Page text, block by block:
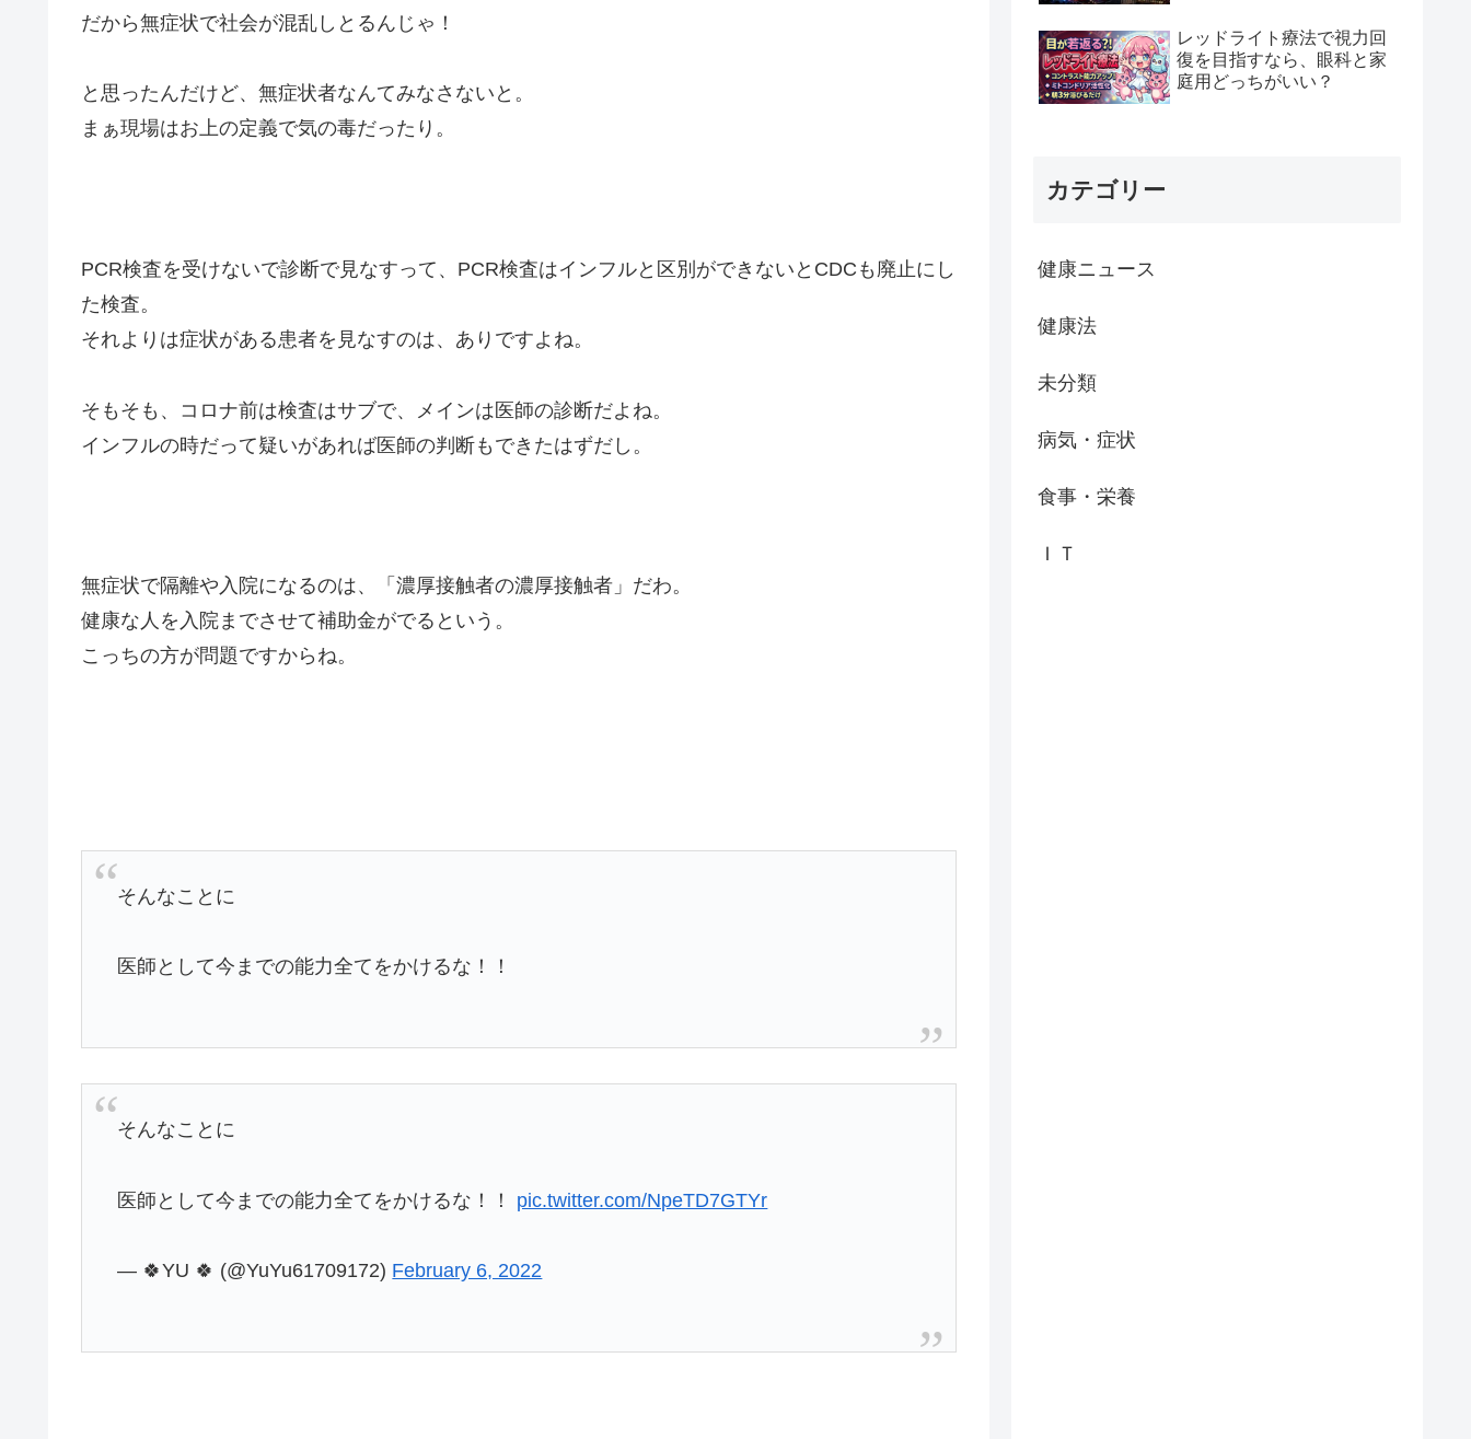
だから無症状で社会が混乱しとるんじゃ！
と思ったんだけど、無症状者なんてみなさないと。
まぁ現場はお上の定義で気の毒だったり。
PCR検査を受けないで診断で見なすって、PCR検査はインフルと区別ができないとCDCも廃止にし
た検査。
それよりは症状がある患者を見なすのは、ありですよね。
そもそも、コロナ前は検査はサブで、メインは医師の診断だよね。
インフルの時だって疑いがあれば医師の判断もできたはずだし。
無症状で隔離や入院になるのは、「濃厚接触者の濃厚接触者」だわ。
健康な人を入院までさせて補助金がでるという。
こっちの方が問題ですからね。
そんなことに
医師として今までの能力全てをかけるな！！
そんなことに
医師として今までの能力全てをかけるな！！ pic.twitter.com/NpeTD7GTYr
— 🍀YU 🍀 (@YuYu61709172) February 6, 2022
レッドライト療法で視力回
復を目指すなら、眼科と家
庭用どっちがいい？
カテゴリー
健康ニュース
健康法
未分類
病気・症状
食事・栄養
ＩＴ